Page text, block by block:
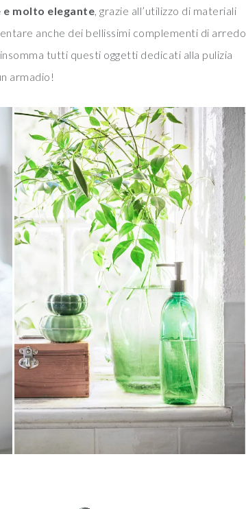
e molto elegante, grazie all’utilizzo di materiali
anche dei bellissimi complementi di arredo
tutti questi oggetti dedicati alla pulizia
armadio!